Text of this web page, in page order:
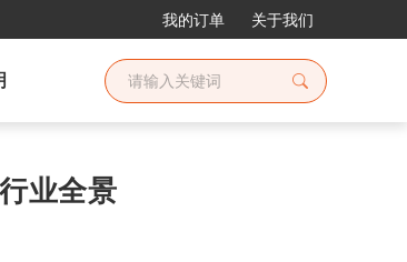
我的订单 关于我们
业全景